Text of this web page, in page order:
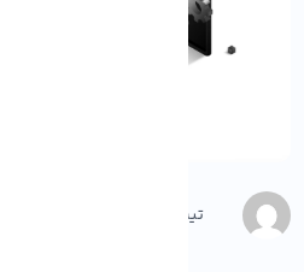
تیم محتوا